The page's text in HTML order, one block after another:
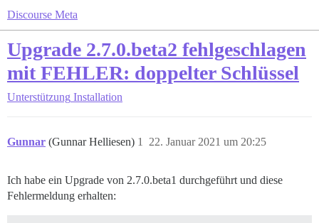
Discourse Meta
Upgrade 2.7.0.beta2 fehlgeschlagen
mit FEHLER: doppelter Schlüssel
Unterstützung Installation
Gunnar (Gunnar Helliesen) 22. Januar 2021 um 20:25
1
Ich habe ein Upgrade von 2.7.0.beta1 durchgeführt und diese
Fehlermeldung erhalten: